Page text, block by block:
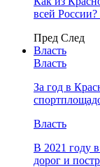
всей
Пред След
Власть
Власть
За год в
Власть
В 2021 году
дорог и